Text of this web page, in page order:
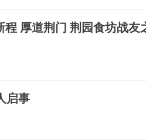
厚道荆门 荆园食坊战友
启事